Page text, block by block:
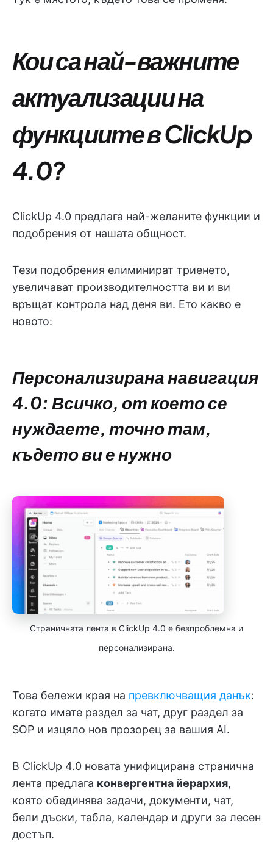
Кои са най-важните
актуализации на
функциите в ClickUp
4.0?
ClickUp 4.0 предлага най-желаните функции и
подобрения от нашата общност.
Тези подобрения елиминират триенето,
увеличават производителността ви и ви
връщат контрола над деня ви. Ето какво е
новото:
Персонализирана навигация
4.0: Всичко, от което се
нуждаете, точно там,
където ви е нужно
Страничната лента в ClickUp 4.0 е безпроблемна и
персонализирана.
Това бележи края на превключващия данък:
когато имате раздел за чат, друг раздел за
SOP и изцяло нов прозорец за вашия AI.
В ClickUp 4.0 новата унифицирана странична
лента предлага конвергентна йерархия,
която обединява задачи, документи, чат,
бели дъски, табла, календар и други за лесен
достъп.